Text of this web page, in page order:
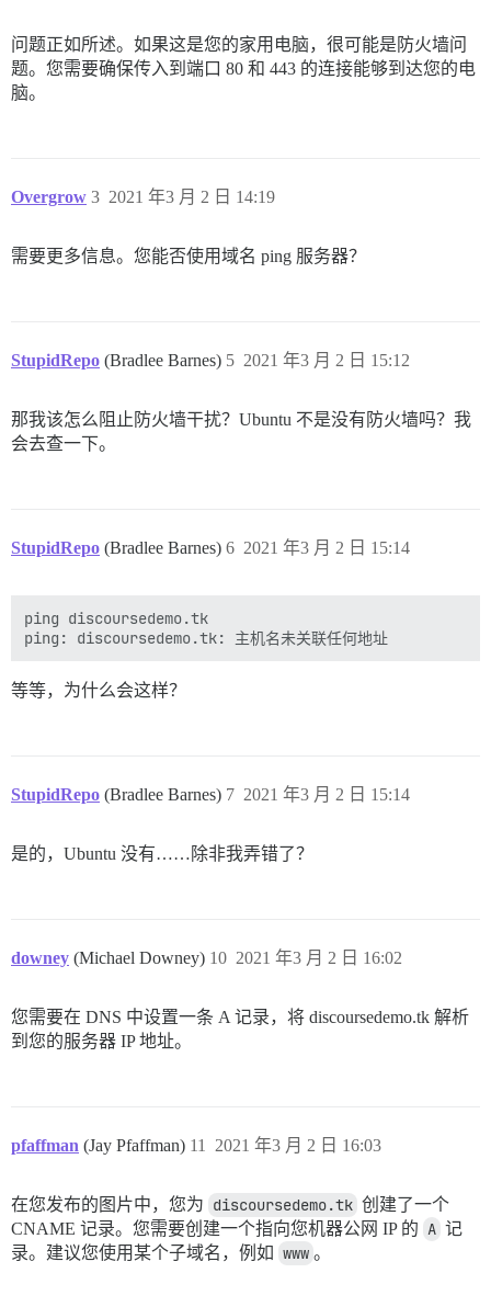
问题正如所述。如果这是您的家用电脑，很可能是防火墙问
题。您需要确保传入到端口 80 和 443 的连接能够到达您的电
脑。
Overgrow 2021 年3 月 2 日 14:19
3
需要更多信息。您能否使用域名 ping 服务器？
StupidRepo (Bradlee Barnes) 2021 年3 月 2 日 15:12
5
那我该怎么阻止防火墙干扰？Ubuntu 不是没有防火墙吗？我
会去查一下。
StupidRepo (Bradlee Barnes) 2021 年3 月 2 日 15:14
6
ping discoursedemo.tk
等等，为什么会这样？
StupidRepo (Bradlee Barnes) 2021 年3 月 2 日 15:14
7
是的，Ubuntu 没有……除非我弄错了？
downey (Michael Downey) 2021 年3 月 2 日 16:02
10
您需要在 DNS 中设置一条 A 记录，将 discoursedemo.tk 解析
到您的服务器 IP 地址。
pfaffman (Jay Pfaffman) 2021 年3 月 2 日 16:03
11
在您发布的图片中，您为 discoursedemo.tk 创建了一个
CNAME 记录。您需要创建一个指向您机器公网 IP 的 A 记
录。建议您使用某个子域名，例如 www 。